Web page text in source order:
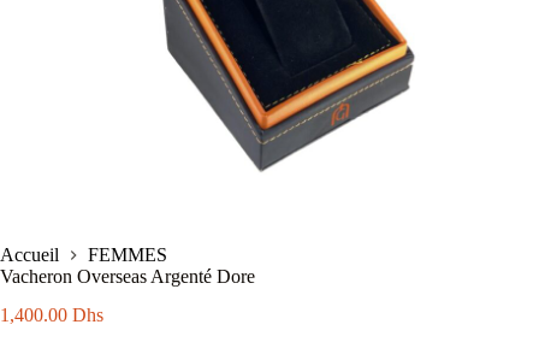
Accueil
FEMMES
Vacheron Overseas Argenté Dore
1,400.00 Dhs